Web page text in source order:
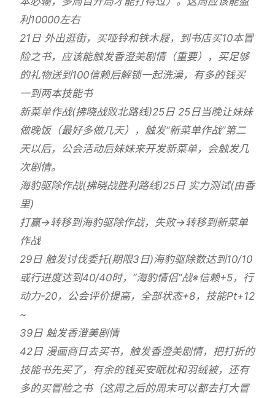
利10000左右
21日 外出逛街，买哑铃和铁木屐，到书店买10本冒
险之书，应该能触发香澄美剧情（重要），买足够
的礼物送到100信赖后解锁一起洗澡，有多的钱买
一到两本技能书
新菜单作战(拂晓战败北路线)25日 25日当晚让妹妹
做晚饭（最好多做几天），触发“新菜单作战”第二
天以后，公会活动后妹妹来开发新菜单，会触发几
次剧情。
海豹驱除作战(拂晓战胜利路线)25日 实力测试(由香
里)
打赢→转移到海豹驱除作战，失败→转移到新菜单
作战
29日 触发讨伐委托(期限3日)海豹驱除数达到10/10
或行进度达到40/40时，“海豹情侣”战※信赖+5，行
动力-20，公会评价提高，全部状态+8，技能Pt+12
~
39日 触发香澄美剧情
42日 漫画商日去买书，触发香澄美剧情，把打折的
技能书先买了，有余的钱买安眠枕和羽绒被，还有
多的买冒险之书（这周之后的周末可以都去打大冒